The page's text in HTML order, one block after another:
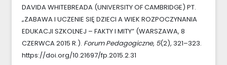
DAVIDA WHITEBREADA (UNIVERSITY OF CAMBRIDGE) PT.
„ZABAWA I UCZENIE SIĘ DZIECI A WIEK ROZPOCZYNANIA
EDUKACJI SZKOLNEJ – FAKTY I MITY” (WARSZAWA, 8
CZERWCA 2015 R.). Forum Pedagogiczne, 5(2), 321–323.
https://doi.org/10.21697/fp.2015.2.31